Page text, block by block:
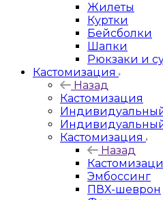
Жилеты
Куртки
Бейсболки
Шапки
Рюкзаки и
Кастомизация
Назад
Кастомизация
Индивидуальный
Индивидуальный
Кастомизация
Назад
Эмбоссинг
ПВХ-шеврон